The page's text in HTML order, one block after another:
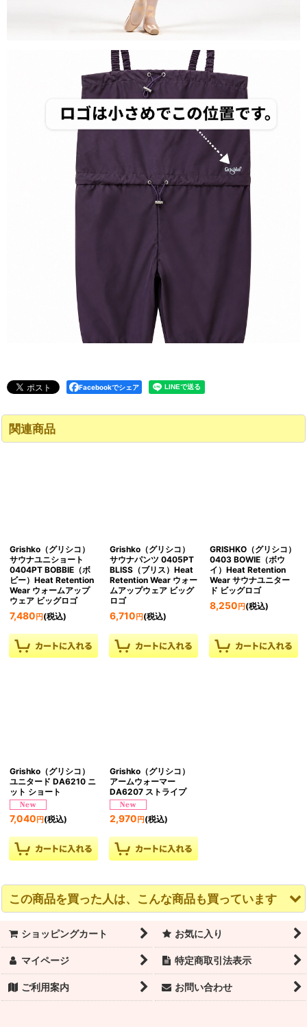
Facebookでシェア
関連商品
Grishko（グリシコ）
サウナユニショート
0404PT BOBBIE（ボ
ビー）Heat Retention
Wear ウォームアップ
ウェア ビッグロゴ
7,480 円 (税込)
Grishko（グリシコ）
サウナパンツ 0405PT
BLISS（ブリス）Heat
Retention Wear ウォー
ムアップウェア ビッグ
ロゴ
6,710 円(税込)
GRISHKO（グリシコ）
0403 BOWIE（ボウ
イ）Heat Retention
Wear サウナユニター
ド ビッグロゴ
8,250 円(税込)
Grishko（グリシコ）
ユニタード DA6210 ニ
ット ショート
7,040 円 (税込)
Grishko（グリシコ）
アームウォーマー
DA6207 ストライプ
2,970 円(税込)
この商品を買った人は、こんな商品も買っています
ショッピングカート お気に入り
マイページ 特定商取引法表示
ご利用案内 お問い合わせ